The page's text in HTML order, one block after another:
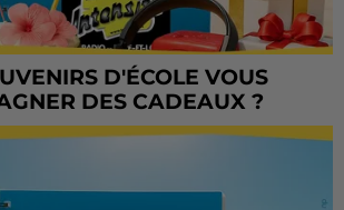
D'ÉCOLE VOUS
DES CADEAUX ?